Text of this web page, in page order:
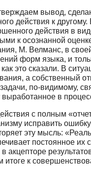
вывод,
действия к
действия в
к осознанной
М. Велманс, в
форм языка, и
как это сказали. В
а собственный
по-видимому,
в
с полным
исправить
эту мысль:
постоянное
акцепторе
итоге к